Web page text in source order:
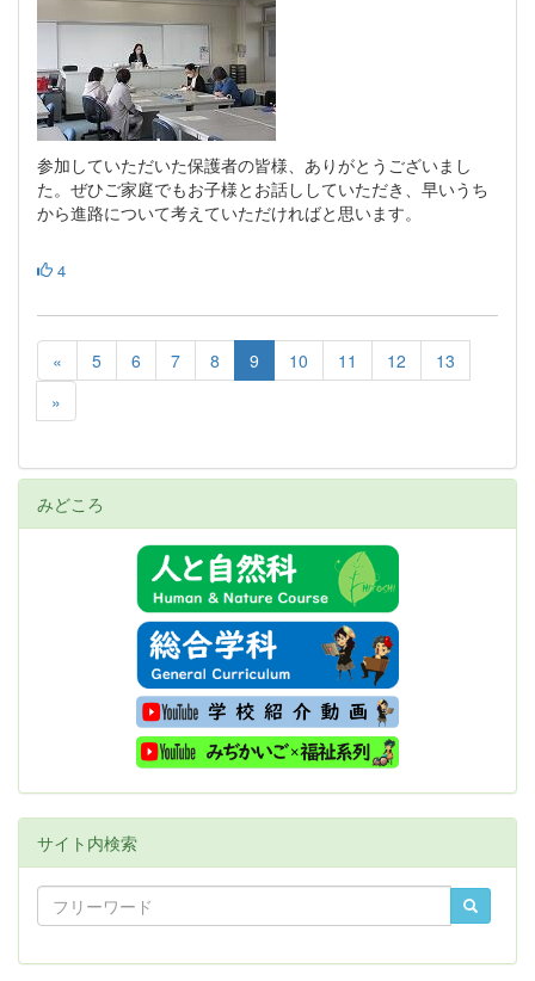
参加していただいた保護者の皆様、ありがとうございまし
た。ぜひご家庭でもお子様とお話ししていただき、早いうち
から進路について考えていただければと思います。
4
« 5 6 7 8 9 10 11 12
13
»
みどころ
サイト内検索